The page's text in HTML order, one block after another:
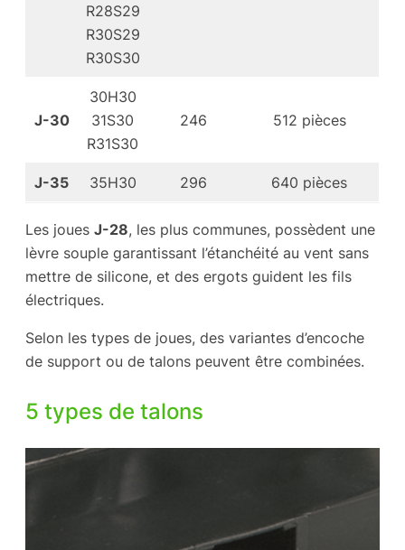
R28S29
R30S29
R30S30
J-30
30H30
31S30
R31S30
246 512 pièces
J-35 35H30 296 640 pièces
Les joues J-28, les plus communes, possèdent une
lèvre souple garantissant l’étanchéité au vent sans
mettre de silicone, et des ergots guident les fils
électriques.
Selon les types de joues, des variantes d’encoche
de support ou de talons peuvent être combinées.
5 types de talons